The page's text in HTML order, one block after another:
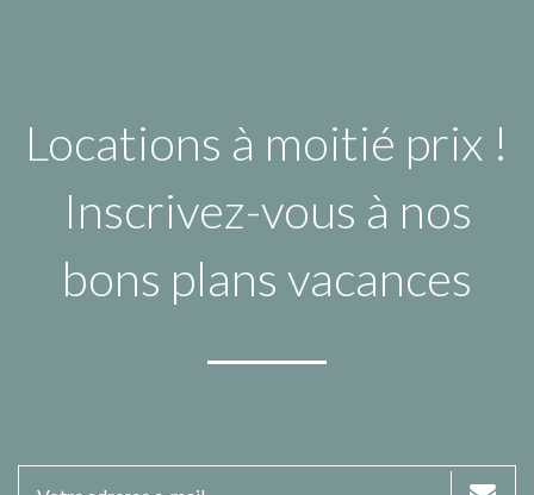
Locations à moitié prix !
Inscrivez-vous à nos
bons plans vacances